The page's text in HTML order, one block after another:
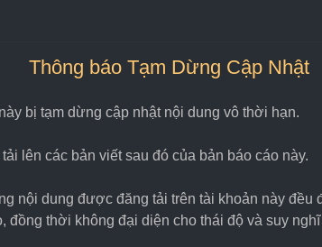
Thông báo Tạm Dừng Cập Nhật
bị tạm dừng cập nhật nội dung vô thời hạn.
lên các bản viết sau đó của bản báo cáo này.
nội dung được đăng tải trên tài khoản này
thời không đại diện cho thái độ và suy